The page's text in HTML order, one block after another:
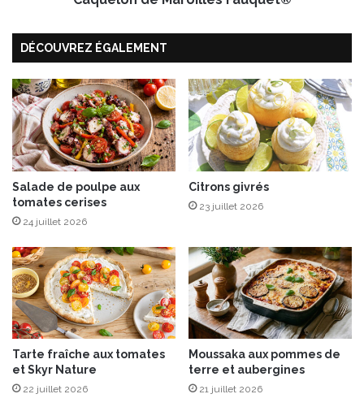
a
i
l
l
e
s
F
a
u
q
e
t
®
DÉCOUVREZ ÉGALEMENT
Salade de poulpe aux
tomates cerises
24 juillet 2026
Citrons givrés
23 juillet 2026
Tarte fraîche aux tomates
et Skyr Nature
22 juillet 2026
Moussaka aux pommes de
terre et aubergines
21 juillet 2026